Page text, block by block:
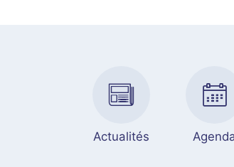
Actualités